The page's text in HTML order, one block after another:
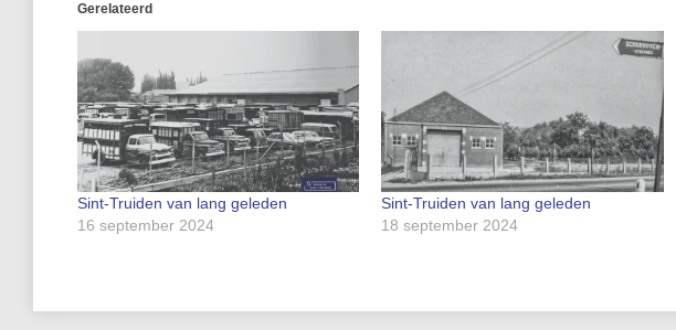
Gerelateerd
Sint-Truiden van lang geleden
16 september 2024
Sint-Truiden van lang geleden
18 september 2024